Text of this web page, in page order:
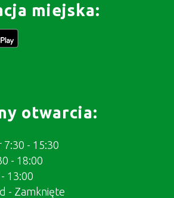
miejska:
otwarcia:
7:30 - 15:30
- 18:00
13:00
- Zamknięte